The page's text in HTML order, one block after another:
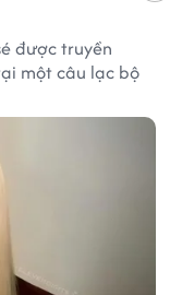
được truyền
một câu lạc bộ